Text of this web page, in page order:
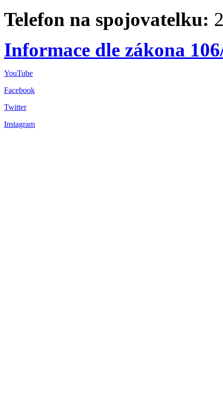
Telefon na spojovatelku:
Informace dle zákona
YouTube
Facebook
Twitter
Instagram